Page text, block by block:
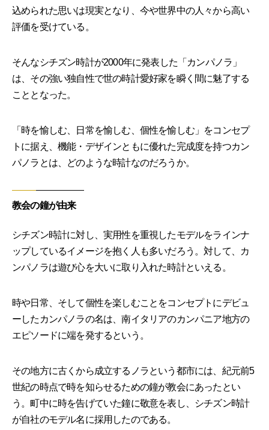
込められた思いは現実となり、今や世界中の人々から高い
評価を受けている。
そんなシチズン時計が2000年に発表した「カンパノラ」
は、その強い独自性で世の時計愛好家を瞬く間に魅了する
こととなった。
「時を愉しむ、日常を愉しむ、個性を愉しむ」をコンセプ
トに据え、機能・デザインともに優れた完成度を持つカン
パノラとは、どのような時計なのだろうか。
教会の鐘が由来
シチズン時計に対し、実用性を重視したモデルをラインナ
ップしているイメージを抱く人も多いだろう。対して、カ
ンパノラは遊び心を大いに取り入れた時計といえる。
時や日常、そして個性を楽しむことをコンセプトにデビュ
ーしたカンパノラの名は、南イタリアのカンパニア地方の
エピソードに端を発するという。
その地方に古くから成立するノラという都市には、紀元前5
世紀の時点で時を知らせるための鐘が教会にあったとい
う。町中に時を告げていた鐘に敬意を表し、シチズン時計
が自社のモデル名に採用したのである。